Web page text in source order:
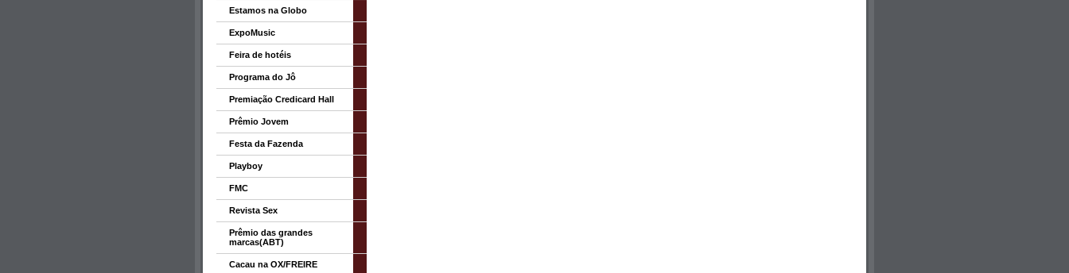
Estamos na Globo
ExpoMusic
Feira de hotéis
Programa do Jô
Premiação Credicard Hall
Prêmio Jovem
Festa da Fazenda
Playboy
FMC
Revista Sex
Prêmio das grandes
marcas(ABT)
Cacau na OX/FREIRE